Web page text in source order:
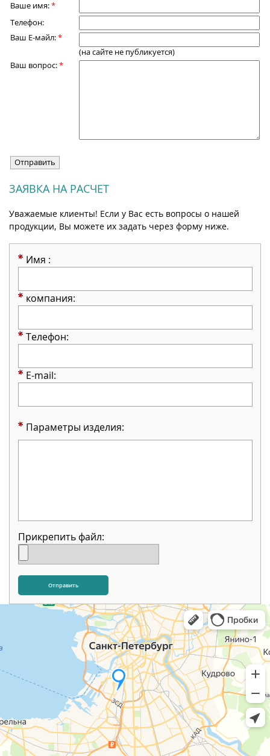
Ваше имя:*
Телефон:
Ваш Е-майл:*
(на сайте не публикуется)
Ваш вопрос:*
ЗАЯВКА НА РАСЧЕТ
Уважаемые клиенты! Если у Вас есть вопросы о нашей
продукции, Вы можете их задать через форму ниже.
Имя :
компания:
Телефон:
E-mail:
Параметры изделия:
Прикрепить файл: